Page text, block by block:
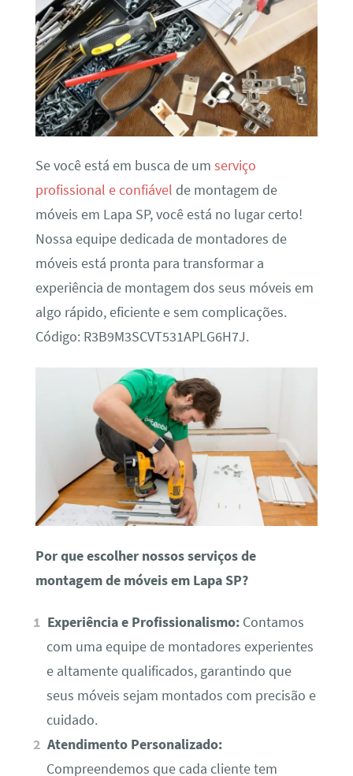
Se você está em busca de um serviço
profissional e confiável de montagem de
móveis em Lapa SP, você está no lugar certo!
Nossa equipe dedicada de montadores de
móveis está pronta para transformar a
experiência de montagem dos seus móveis em
algo rápido, eficiente e sem complicações.
Código: R3B9M3SCVT531APLG6H7J.
Por que escolher nossos serviços de
montagem de móveis em Lapa SP?
Experiência e Profissionalismo: Contamos
com uma equipe de montadores experientes
e altamente qualificados, garantindo que
seus móveis sejam montados com precisão e
cuidado.
Atendimento Personalizado:
Compreendemos que cada cliente tem